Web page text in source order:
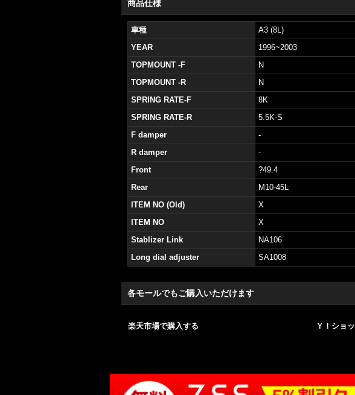
商品仕様
車種
A3 (8L)
YEAR
1996~2003
TOPMOUNT -F
N
TOPMOUNT -R
N
SPRING RATE-F
8K
SPRING RATE-R
5.5K-S
F damper
-
R damper
-
Front
?49.4
Rear
M10-45L
ITEM NO (Old)
X
ITEM NO
X
Stablizer Link
NA106
Long dial adjuster
SA1008
各モールでもご購入いただけます
楽天市場で購入する Ｙ！ショ